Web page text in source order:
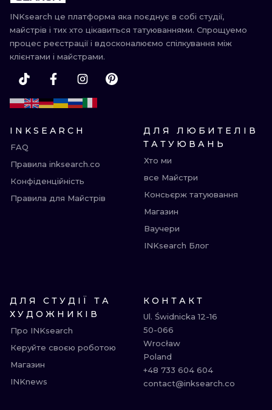
INKsearch це платформа яка поєднує в собі студії,
майстрів і тих хто цікавиться татуюваннями. Спрощуемо
процес реєстрації і вдосконалюємо спілкування між
клієнтами і майстрами.
INKSEARCH
FAQ
Правила inksearch.co
Конфіденційність
Правила для Майстрів
ДЛЯ ЛЮБИТЕЛІВ
ТАТУЮВАНЬ
Хто ми
все Майстри
Консьєрж татуювання
Магазин
Ваучери
INKsearch Блог
ДЛЯ СТУДІЇ ТА
ХУДОЖНИКІВ
Про INKsearch
Керуйте своєю роботою
Магазин
INKnews
КОНТАКТ
Ul. Świdnicka 12-16
50-066
Wrocław
Poland
+48 733 604 604
contact@inksearch.co